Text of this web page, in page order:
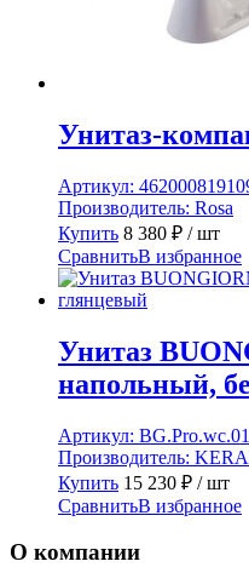
Унитаз-
Артикул:
Производитель: Rosa
Купить 8 380 ₽ / шт
СравнитьВ избранное
Унитаз
напольный,
Артикул: BG.Pro.wc.01
Производитель:
Купить 15 230 ₽ / шт
СравнитьВ избранное
О компании